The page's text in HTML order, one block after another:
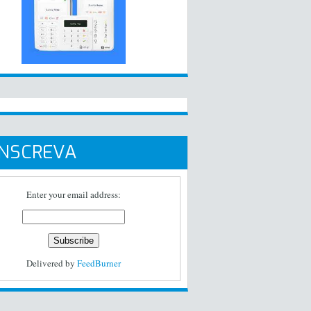
Enter your email address:
Delivered by FeedBurner